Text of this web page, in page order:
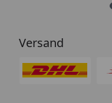
Versand